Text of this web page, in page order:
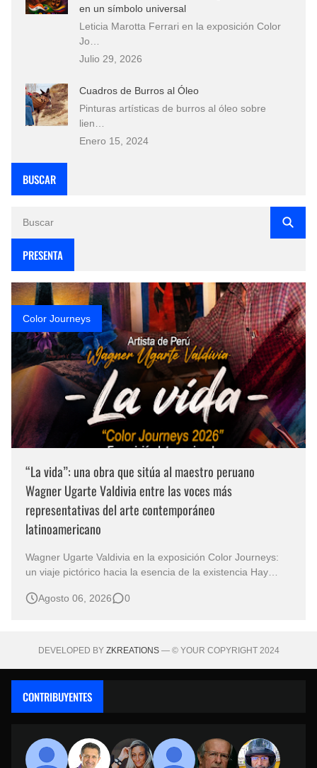
en un símbolo universal
Leticia Marotta Ferrari en la exposición Color
Jo…
Julio 29, 2026
Cuadros de Burros al Óleo
Pinturas artísticas de burros al óleo sobre
lien…
Enero 15, 2024
BUSCAR
PRESENTA
Color Journeys
“La vida”: una obra que sitúa al maestro peruano
Wagner Ugarte Valdivia entre las voces más
representativas del arte contemporáneo
latinoamericano
Wagner Ugarte Valdivia en la exposición Color Journeys:
un viaje pictórico hacia la esencia de la existencia Hay
aquello que permanece oculto en la conciencia humana.
Agosto 06, 2026 0
DEVELOPED BY ZKREATIONS— © YOUR COPYRIGHT 2024
CONTRIBUYENTES